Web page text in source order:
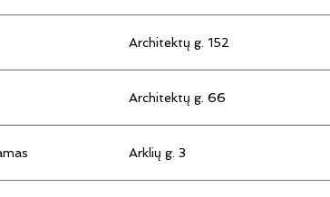
Architektų g. 152
Architektų g. 66
Arklių g. 3